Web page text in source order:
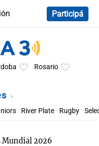
Participá
Rosario
River Plate Rugby
2026